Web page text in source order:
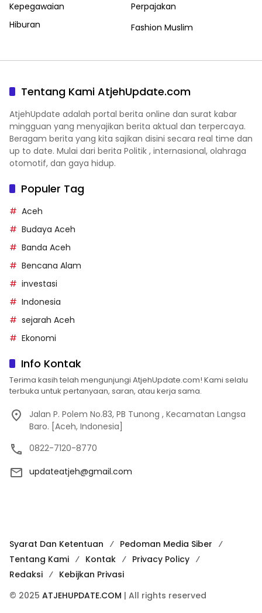
Kepegawaian
Perpajakan
Hiburan
Fashion Muslim
Tentang Kami AtjehUpdate.com
AtjehUpdate adalah portal berita online dan surat kabar
mingguan yang menyajikan berita aktual dan terpercaya.
Beragam berita yang kita sajikan disini secara real time dan
up to date. Mulai dari berita Politik , internasional, olahraga
otomotif, dan gaya hidup.
Populer Tag
Aceh
Budaya Aceh
Banda Aceh
Bencana Alam
investasi
Indonesia
sejarah Aceh
Ekonomi
Info Kontak
Terima kasih telah mengunjungi AtjehUpdate.com! Kami selalu
terbuka untuk pertanyaan, saran, atau kerja sama.
Jalan P. Polem No.83, PB Tunong , Kecamatan Langsa
Baro. [Aceh, Indonesia]
0822-7120-8770
updateatjeh@gmail.com
Syarat Dan Ketentuan
Pedoman Media Siber
Tentang Kami
Kontak
Privacy Policy
Redaksi
Kebijkan Privasi
© 2025 ATJEHUPDATE.COM | All rights reserved